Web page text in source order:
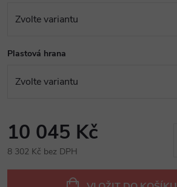
Plastová hrana
10 045 Kč
8 302 Kč bez DPH